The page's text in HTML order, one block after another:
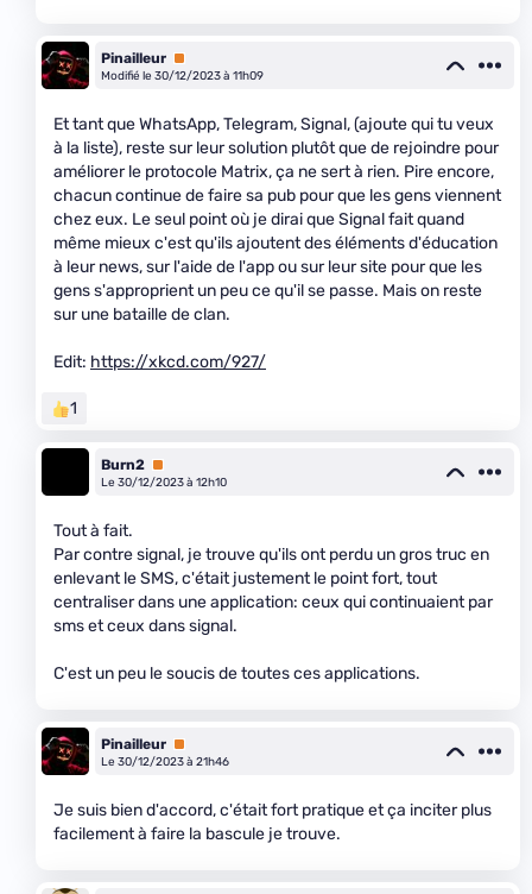
Pinailleur Premium
Modifié le 30/12/2023 à 11h09
Et tant que WhatsApp, Telegram, Signal, (ajoute qui tu veux
à la liste), reste sur leur solution plutôt que de rejoindre pour
améliorer le protocole Matrix, ça ne sert à rien. Pire encore,
chacun continue de faire sa pub pour que les gens viennent
chez eux. Le seul point où je dirai que Signal fait quand
même mieux c'est qu'ils ajoutent des éléments d'éducation
à leur news, sur l'aide de l'app ou sur leur site pour que les
gens s'approprient un peu ce qu'il se passe. Mais on reste
sur une bataille de clan.
Edit: https://xkcd.com/927/
1
Burn2 Premium
Le 30/12/2023 à 12h10
Tout à fait.
Par contre signal, je trouve qu'ils ont perdu un gros truc en
enlevant le SMS, c'était justement le point fort, tout
centraliser dans une application: ceux qui continuaient par
sms et ceux dans signal.
C'est un peu le soucis de toutes ces applications.
Pinailleur Premium
Le 30/12/2023 à 21h46
Je suis bien d'accord, c'était fort pratique et ça inciter plus
facilement à faire la bascule je trouve.